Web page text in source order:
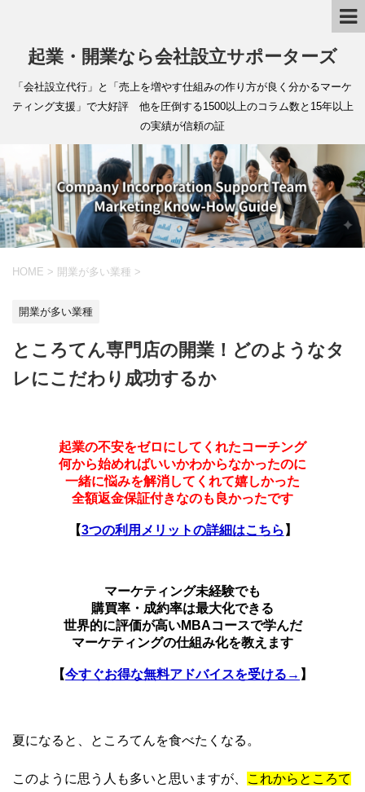
起業・開業なら会社設立サポーターズ
「会社設立代行」と「売上を増やす仕組みの作り方が良く分かるマーケ
ティング支援」で大好評 他を圧倒する1500以上のコラム数と15年以上
の実績が信頼の証
HOME > 開業が多い業種 >
開業が多い業種
ところてん専門店の開業！どのようなタ
レにこだわり成功するか
起業の不安をゼロにしてくれたコーチング
何から始めればいいかわからなかったのに
一緒に悩みを解消してくれて嬉しかった
全額返金保証付きなのも良かったです
【3つの利用メリットの詳細はこちら 】
マーケティング未経験でも
購買率・成約率は最大化できる
世界的に評価が高いMBAコースで学んだ
マーケティングの仕組み化を教えます
【今すぐお得な無料アドバイスを受ける→ 】
夏になると、ところてんを食べたくなる。
このように思う人も多いと思いますが、
これからところて